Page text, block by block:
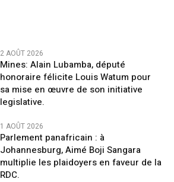
2 AOÛT 2026
Mines: Alain Lubamba, député
honoraire félicite Louis Watum pour
sa mise en œuvre de son initiative
legislative.
1 AOÛT 2026
Parlement panafricain : à
Johannesburg, Aimé Boji Sangara
multiplie les plaidoyers en faveur de la
RDC.